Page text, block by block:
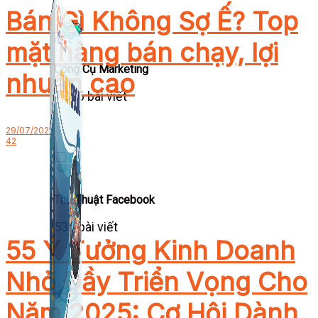
Công Cụ Marketing
1,066 bài viết
Thủ Thuật Facebook
536 bài viết
Bán Gì Không Sợ Ế? Top
mặt hàng bán chạy, lợi
nhuận cao
29/07/2025
42
55 Ý Tưởng Kinh Doanh
Nhỏ Đầy Triển Vọng Cho